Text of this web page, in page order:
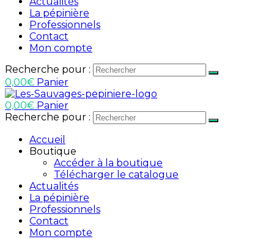
La pépinière
Professionnels
Contact
Mon compte
Recherche pour :
0,00€ Panier
0,00€ Panier
Recherche pour :
Accueil
Boutique
Accéder à la boutique
Télécharger le catalogue
Actualités
La pépinière
Professionnels
Contact
Mon compte